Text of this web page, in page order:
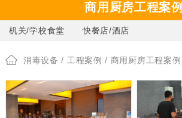
商用厨房工程案例
机关/学校食堂 快餐店/酒店
消毒设备 / 工程案例 / 商用厨房工程案例